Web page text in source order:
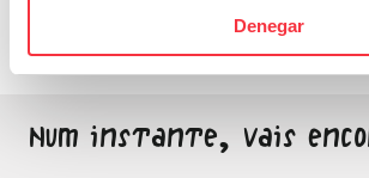
Denegar
Num instante, vais